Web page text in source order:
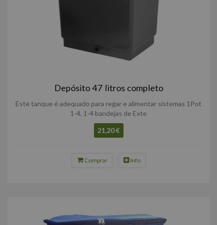
Depósito 47 litros completo
Este tanque é adequado para regar e alimentar sistemas 1Pot
1-4, 1-4 bandejas de Exte
21,20 €
Comprar Info